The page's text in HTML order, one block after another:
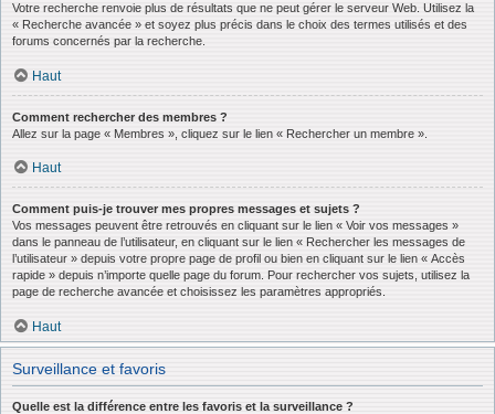
Votre recherche renvoie plus de résultats que ne peut gérer le serveur Web. Utilisez la
« Recherche avancée » et soyez plus précis dans le choix des termes utilisés et des
forums concernés par la recherche.
Haut
Comment rechercher des membres ?
Allez sur la page « Membres », cliquez sur le lien « Rechercher un membre ».
Haut
Comment puis-je trouver mes propres messages et sujets ?
Vos messages peuvent être retrouvés en cliquant sur le lien « Voir vos messages »
dans le panneau de l’utilisateur, en cliquant sur le lien « Rechercher les messages de
l’utilisateur » depuis votre propre page de profil ou bien en cliquant sur le lien « Accès
rapide » depuis n’importe quelle page du forum. Pour rechercher vos sujets, utilisez la
page de recherche avancée et choisissez les paramètres appropriés.
Haut
Surveillance et favoris
Quelle est la différence entre les favoris et la surveillance ?